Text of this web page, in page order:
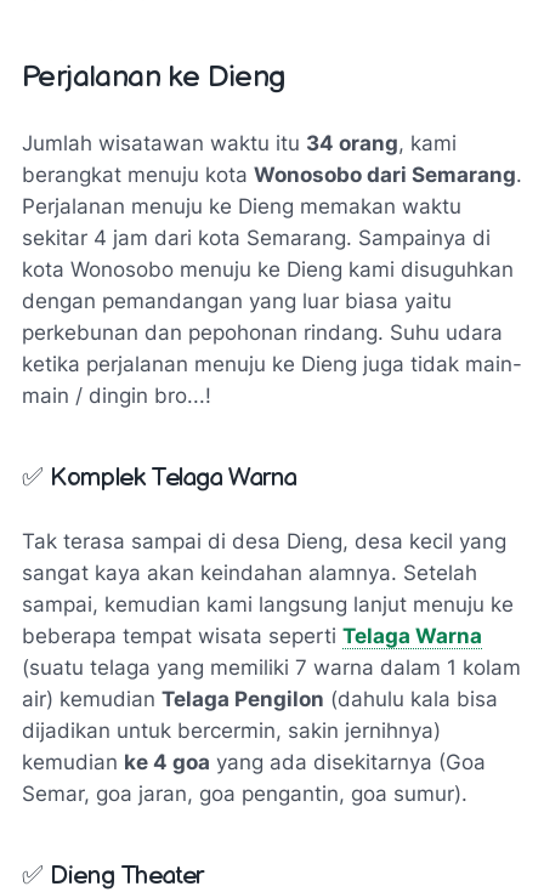
Perjalanan ke Dieng
Jumlah wisatawan waktu itu 34 orang, kami
berangkat menuju kota Wonosobo dari Semarang.
Perjalanan menuju ke Dieng memakan waktu
sekitar 4 jam dari kota Semarang. Sampainya di
kota Wonosobo menuju ke Dieng kami disuguhkan
dengan pemandangan yang luar biasa yaitu
perkebunan dan pepohonan rindang. Suhu udara
ketika perjalanan menuju ke Dieng juga tidak main-
main / dingin bro...!
✅ Komplek Telaga Warna
Tak terasa sampai di desa Dieng, desa kecil yang
sangat kaya akan keindahan alamnya. Setelah
sampai, kemudian kami langsung lanjut menuju ke
beberapa tempat wisata seperti Telaga Warna
(suatu telaga yang memiliki 7 warna dalam 1 kolam
air) kemudian Telaga Pengilon (dahulu kala bisa
dijadikan untuk bercermin, sakin jernihnya)
kemudian ke 4 goa yang ada disekitarnya (Goa
Semar, goa jaran, goa pengantin, goa sumur).
✅ Dieng Theater